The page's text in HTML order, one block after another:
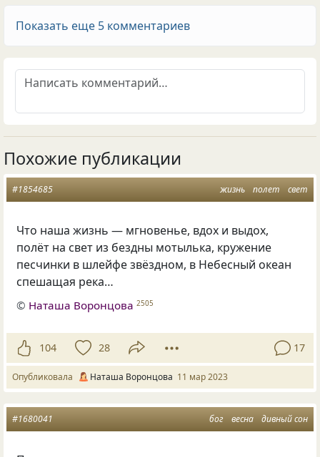
Показать еще 5 комментариев
Похожие публикации
жизнь полет свет
#1854685
Что наша жизнь — мгновенье, вдох и выдох,
полёт на свет из бездны мотылька, кружение
песчинки в шлейфе звёздном, в Небесный океан
спешащая река…
© Наташа Воронцова 2505
104 28 17
Опубликовала Наташа Воронцова 11 мар 2023
бог весна дивный сон
#1680041